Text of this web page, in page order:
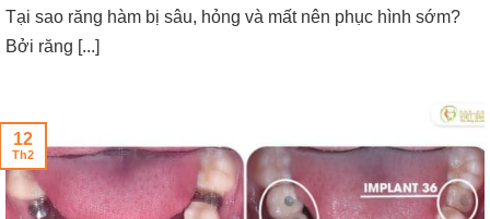
Tại sao răng hàm bị sâu, hỏng và mất nên phục hình sớm?
Bởi răng [...]
12
Th2